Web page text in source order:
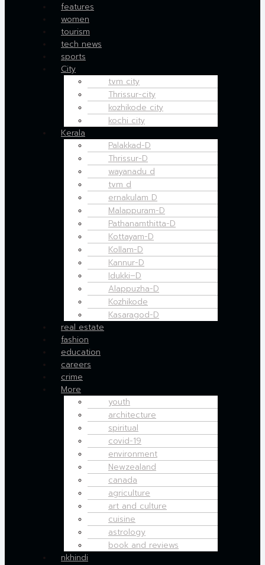
features
women
tourism
tech news
sports
City
tvm city
Thrissur-city
kozhikode city
kochi city
Kerala
Palakkad-D
Thrissur-D
wayanadu d
tvm d
ernakulam D
Malappuram-D
Pathanamthitta-D
Kottayam-D
Kollam-D
Kannur-D
Idukki–D
Alappuzha-D
Kozhikode
Kasaragod-D
real estate
fashion
education
careers
crime
More
youth
architecture
spiritual
covid-19
environment
Newzealand
canada
agriculture
art and culture
cuisine
astrology
book and reviews
nkhindi